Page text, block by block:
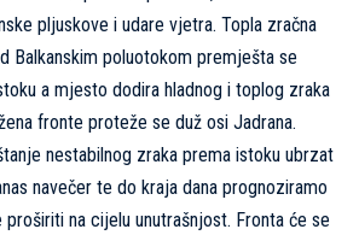
pljuskove i udare vjetra. Topla zračna
Balkanskim poluotokom premješta se
a mjesto dodira hladnog i toplog zraka
fronte proteže se duž osi Jadrana.
nestabilnog zraka prema istoku ubrzat
navečer te do kraja dana prognoziramo
proširiti na cijelu unutrašnjost. Fronta će se